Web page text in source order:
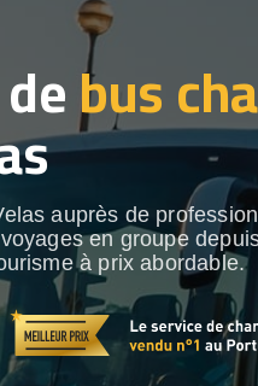
bus
auprès de
en groupe
à prix abordable.